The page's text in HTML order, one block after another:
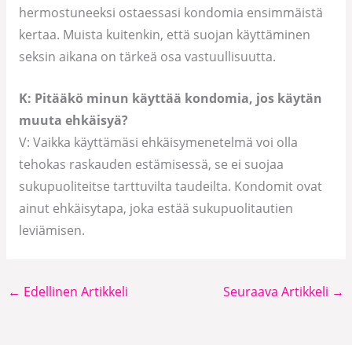
hermostuneeksi ostaessasi kondomia ensimmäistä
kertaa. Muista kuitenkin, että suojan käyttäminen
seksin aikana on tärkeä osa vastuullisuutta.
K: Pitääkö minun käyttää kondomia, jos käytän
muuta ehkäisyä?
V: Vaikka käyttämäsi ehkäisymenetelmä voi olla
tehokas raskauden estämisessä, se ei suojaa
sukupuoliteitse tarttuvilta taudeilta. Kondomit ovat
ainut ehkäisytapa, joka estää sukupuolitautien
leviämisen.
← Edellinen Artikkeli Seuraava Artikkeli →